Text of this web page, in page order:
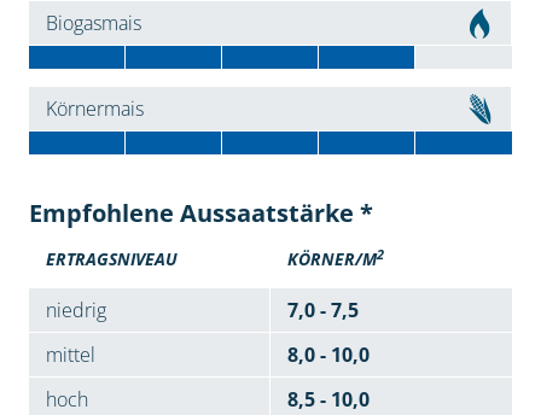
Biogasmais
Körnermais
Empfohlene Aussaatstärke *
ERTRAGSNIVEAU KÖRNER/M2
niedrig
7,0 - 7,5
mittel
8,0 - 10,0
hoch
8,5 - 10,0